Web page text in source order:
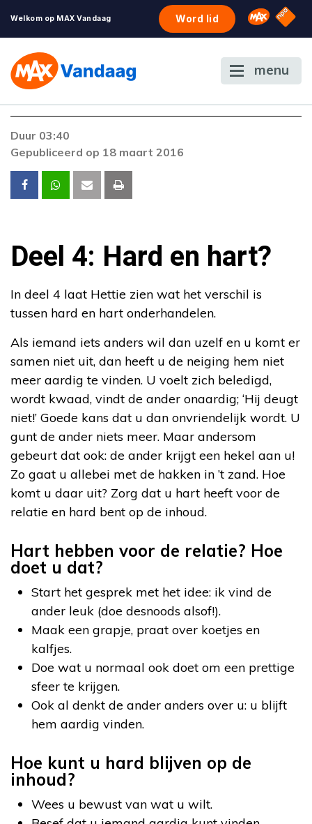
Welkom op MAX Vandaag Word lid Omroep
NPO
menu
Duur 03:40
Gepubliceerd op 18 maart 2016
Deel 4: Hard en hart?
In deel 4 laat Hettie zien wat het verschil is
tussen hard en hart onderhandelen.
Als iemand iets anders wil dan uzelf en u komt er
samen niet uit, dan heeft u de neiging hem niet
meer aardig te vinden. U voelt zich beledigd,
wordt kwaad, vindt de ander onaardig; ‘Hij deugt
niet!’ Goede kans dat u dan onvriendelijk wordt. U
gunt de ander niets meer. Maar andersom
gebeurt dat ook: de ander krijgt een hekel aan u!
Zo gaat u allebei met de hakken in ’t zand. Hoe
komt u daar uit? Zorg dat u hart heeft voor de
relatie en hard bent op de inhoud.
Hart hebben voor de relatie? Hoe
doet u dat?
Start het gesprek met het idee: ik vind de
ander leuk (doe desnoods alsof!).
Maak een grapje, praat over koetjes en
kalfjes.
Doe wat u normaal ook doet om een prettige
sfeer te krijgen.
Ook al denkt de ander anders over u: u blijft
hem aardig vinden.
Hoe kunt u hard blijven op de
inhoud?
Wees u bewust van wat u wilt.